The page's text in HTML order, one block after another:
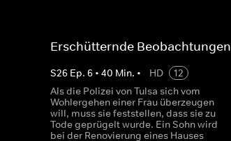
Erschütternde Beobachtungen
S26 Ep. 6 • 40 Min. • HD
12
Als die Polizei von Tulsa sich vom
Wohlergehen einer Frau überzeugen
will, muss sie feststellen, dass sie zu
Tode geprügelt wurde. Ein Sohn wird
bei der Renovierung eines Hauses